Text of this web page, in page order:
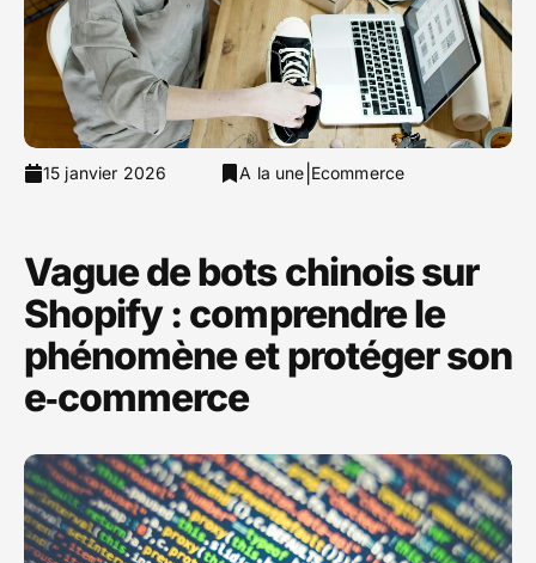
15 janvier 2026 A la une Ecommerce
Vague de bots chinois sur
Shopify : comprendre le
phénomène et protéger son
e‑commerce